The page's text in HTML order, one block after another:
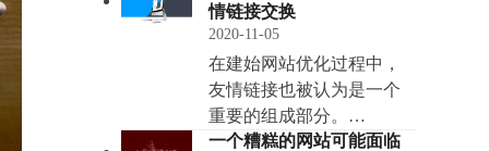
情链接交换
2020-11-05
在建始网站优化过程中，
友情链接也被认为是一个
重要的组成部分。…
一个糟糕的网站可能面临